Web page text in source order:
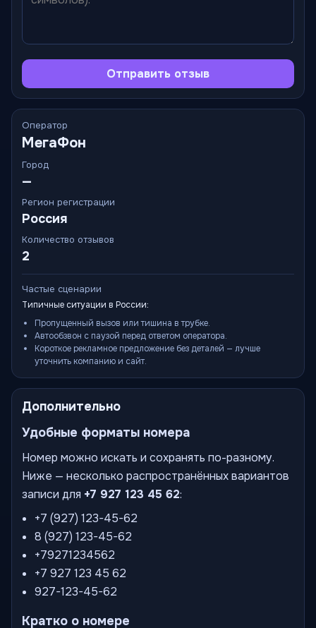
Отправить отзыв
Оператор
МегаФон
Город
—
Регион регистрации
Россия
Количество отзывов
2
Частые сценарии
Типичные ситуации в России:
Пропущенный вызов или тишина в трубке.
Автообзвон с паузой перед ответом оператора.
Короткое рекламное предложение без деталей — лучше
уточнить компанию и сайт.
Дополнительно
Удобные форматы номера
Номер можно искать и сохранять по-разному.
Ниже — несколько распространённых вариантов
записи для +7 927 123 45 62:
+7 (927) 123-45-62
8 (927) 123-45-62
+79271234562
+7 927 123 45 62
927-123-45-62
Кратко о номере